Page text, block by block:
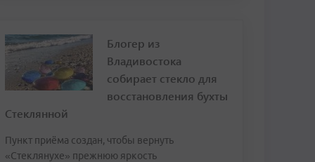
Блогер из
Владивостока
собирает стекло для
восстановления бухты
Стеклянной
Пункт приёма создан, чтобы вернуть
«Стеклянухе» прежнюю яркость